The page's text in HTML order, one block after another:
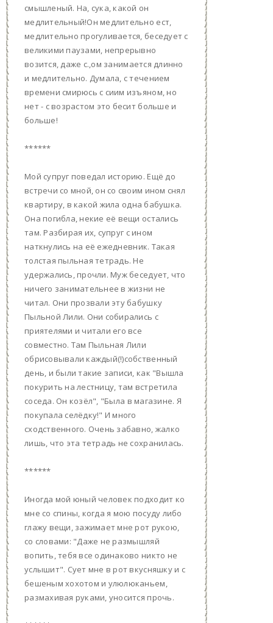
смышленый. На, сука, какой он
медлительный!Он медлительно ест,
медлительно прогуливается, беседует с
великими паузами, непрерывно
возится, даже с.,ом занимается длинно
и медлительно. Думала, с течением
времени смирюсь с сиим изъяном, но
нет - с возрастом это бесит больше и
больше!
******
Мой супруг поведал историю. Ещё до
встречи со мной, он со своим ином снял
квартиру, в какой жила одна бабушка.
Она погибла, некие еë вещи остались
там. Разбирая их, супруг с ином
наткнулись на её ежедневник. Такая
толстая пыльная тетрадь. Не
удержались, прочли. Муж беседует, что
ничего занимательнее в жизни не
читал. Они прозвали эту бабушку
Пыльной Лили. Они собирались с
приятелями и читали его все
совместно. Там Пыльная Лили
обрисовывали каждый(!)собственный
день, и были такие записи, как "Вышла
покурить на лестницу, там встретила
соседа. Он козёл", "Была в магазине. Я
покупала селёдку!" И много
сходственного. Очень забавно, жалко
лишь, что эта тетрадь не сохранилась.
******
Иногда мой юный человек подходит ко
мне со спины, когда я мою посуду либо
глажу вещи, зажимает мне рот рукою,
со словами: "Даже не размышляй
вопить, тебя все одинаково никто не
услышит". Сует мне в рот вкусняшку и с
бешеным хохотом и улюлюканьем,
размахивая руками, уносится прочь.